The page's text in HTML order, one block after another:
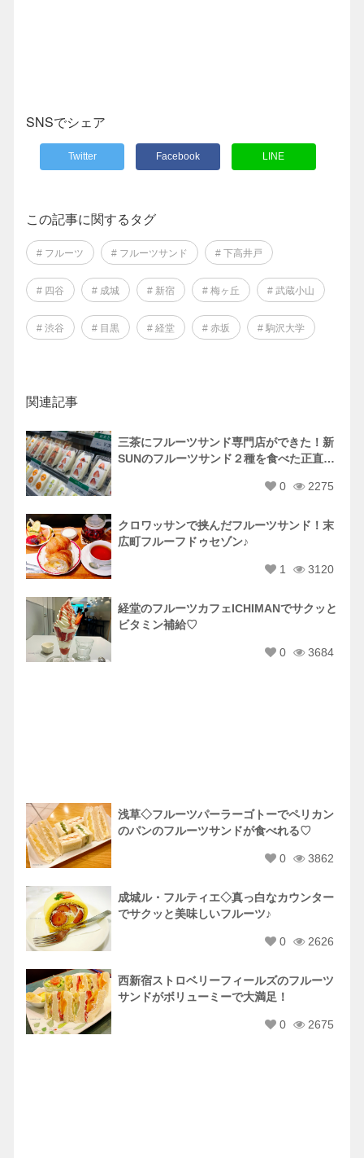
SNSでシェア
Twitter Facebook LINE
この記事に関するタグ
# フルーツ # フルーツサンド # 下高井戸
# 四谷 # 成城 # 新宿 # 梅ヶ丘 # 武蔵小山
# 渋谷 # 目黒 # 経堂 # 赤坂 # 駒沢大学
関連記事
三茶にフルーツサンド専門店ができた！新
SUNのフルーツサンド２種を食べた正直な
0
2275
クロワッサンで挟んだフルーツサンド！末
広町フルーフドゥセゾン♪
1 3120
経堂のフルーツカフェICHIMANでサクッと
ビタミン補給♡
0 3684
浅草◇フルーツパーラーゴトーでペリカン
のパンのフルーツサンドが食べれる♡
0 3862
成城ル・フルティエ◇真っ白なカウンター
でサクッと美味しいフルーツ♪
0 2626
西新宿ストロベリーフィールズのフルーツ
サンドがボリューミーで大満足！
0 2675